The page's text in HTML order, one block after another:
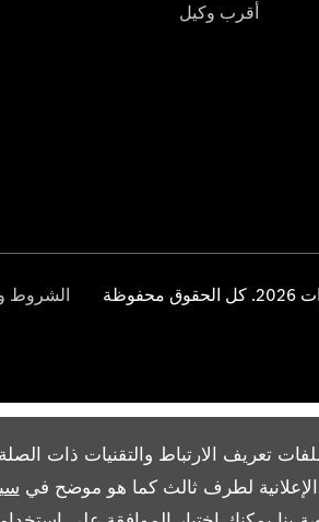
تعريف الارتباط والتقنيات ذات
الإعلانية لطرف ثالث كما هو موضح في
أقرب وكيل
الشروط